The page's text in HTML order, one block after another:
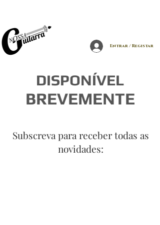
Entrar / Registar
DISPONÍVEL
BREVEMENTE
Subscreva para receber todas as
novidades: